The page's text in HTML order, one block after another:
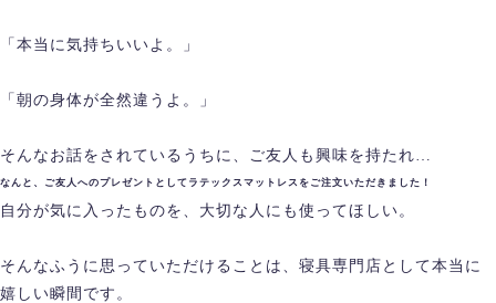
「本当に気持ちいいよ。」
「朝の身体が全然違うよ。」
そんなお話をされているうちに、ご友人も興味を持たれ…
なんと、ご友人へのプレゼントとしてラテックスマットレスをご注文いただきました！
自分が気に入ったものを、大切な人にも使ってほしい。
そんなふうに思っていただけることは、寝具専門店として本当に
嬉しい瞬間です。